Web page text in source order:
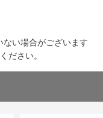
い場合がございます
ださい。